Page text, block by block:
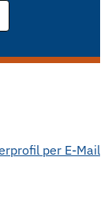
per E-Mail